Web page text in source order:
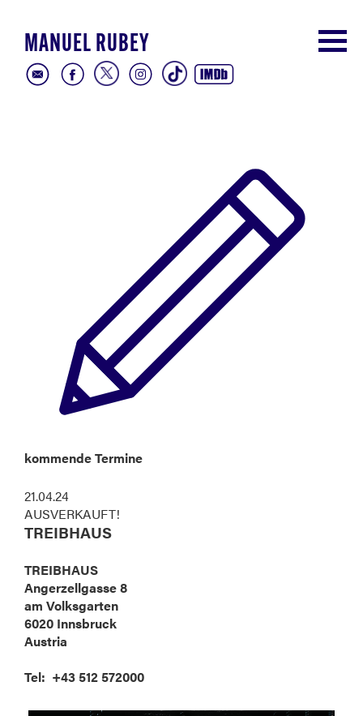
MANUEL RUBEY
kommende Termine
21.04.24
AUSVERKAUFT!
TREIBHAUS
TREIBHAUS
Angerzellgasse 8
am Volksgarten
6020 Innsbruck
Austria
Tel: +43 512 572000